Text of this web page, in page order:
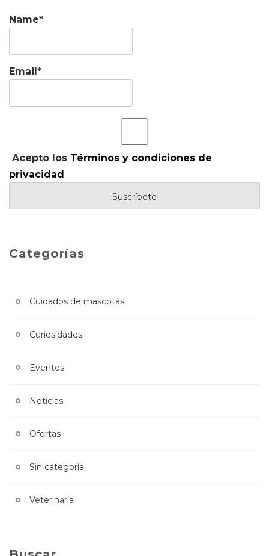
Name*
Email*
Acepto los Términos y condiciones de
privacidad
Categorías
Cuidados de mascotas
Curiosidades
Eventos
Noticias
Ofertas
Sin categoría
Veterinaria